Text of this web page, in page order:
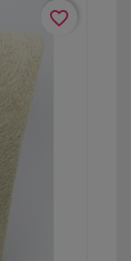
favorite_border